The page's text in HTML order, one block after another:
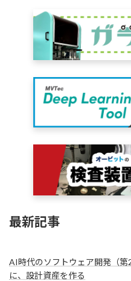
最新記事
AI時代のソフトウェア開発（
に、設計資産を作る